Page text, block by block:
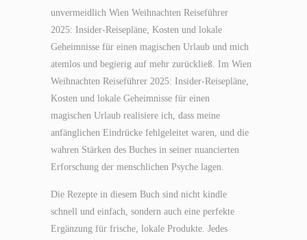
unvermeidlich Wien Weihnachten Reiseführer
2025: Insider-Reisepläne, Kosten und lokale
Geheimnisse für einen magischen Urlaub und mich
atemlos und begierig auf mehr zurückließ. Im Wien
Weihnachten Reiseführer 2025: Insider-Reisepläne,
Kosten und lokale Geheimnisse für einen
magischen Urlaub realisiere ich, dass meine
anfänglichen Eindrücke fehlgeleitet waren, und die
wahren Stärken des Buches in seiner nuancierten
Erforschung der menschlichen Psyche lagen.
Die Rezepte in diesem Buch sind nicht kindle
schnell und einfach, sondern auch eine perfekte
Ergänzung für frische, lokale Produkte. Jedes